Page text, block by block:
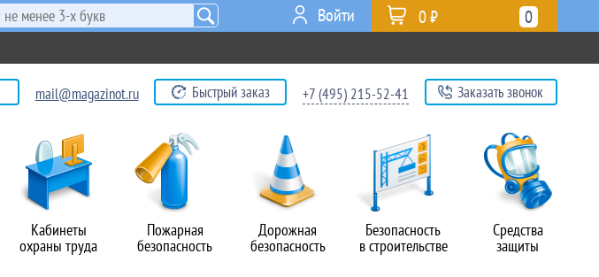
Кабинеты
охраны труда
Пожарная
безопасность
Дорожная
безопасность
Безопасность
в строительстве
Средства
защиты
0
0 ₽
Войти
mail@magazinot.ru Быстрый заказ +7 (495) 215-52-41 Заказать звонок